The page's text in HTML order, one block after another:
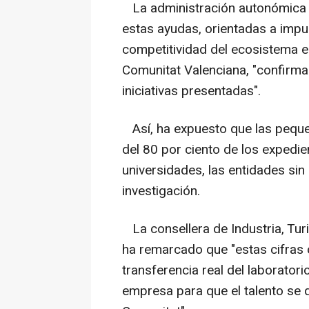
La administración
estas ayudas, orientadas a
competitividad del ecosistema
Comunitat Valenciana,
iniciativas presentadas".
Así, ha expuesto que las
del 80 por ciento de los
universidades, las entidades
investigación.
La consellera de Industria,
ha remarcado que "estas
transferencia real del
empresa para que el talento se